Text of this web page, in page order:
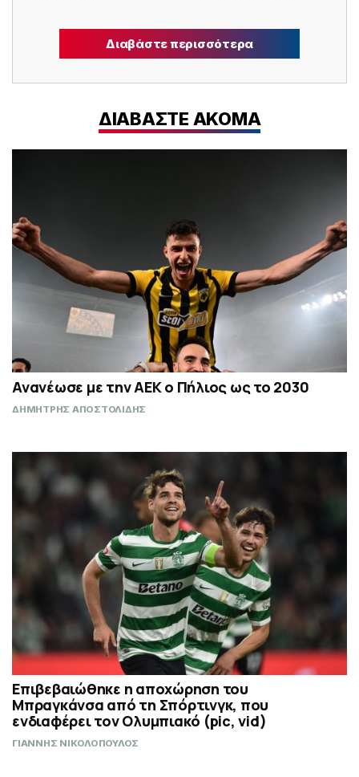
Διαβάστε περισσότερα
ΔΙΑΒΑΣΤΕ ΑΚΟΜΑ
Ανανέωσε με την ΑΕΚ ο Πήλιος ως το 2030
ΔΗΜΗΤΡΗΣ ΑΠΟΣΤΟΛΙΔΗΣ
Επιβεβαιώθηκε η αποχώρηση του
Μπραγκάνσα από τη Σπόρτινγκ, που
ενδιαφέρει τον Ολυμπιακό (pic, vid)
ΓΙΑΝΝΗΣ ΝΙΚΟΛΟΠΟΥΛΟΣ